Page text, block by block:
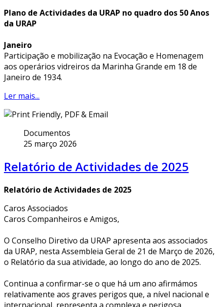
Plano de Actividades da URAP no quadro dos 50 Anos
da URAP
Janeiro
Participação e mobilização na Evocação e Homenagem
aos operários vidreiros da Marinha Grande em 18 de
Janeiro de 1934.
Ler mais...
Documentos
25 março 2026
Relatório de Actividades de 2025
Relatório de Actividades de 2025
Caros Associados
Caros Companheiros e Amigos,
O Conselho Diretivo da URAP apresenta aos associados
da URAP, nesta Assembleia Geral de 21 de Março de 2026,
o Relatório da sua atividade, ao longo do ano de 2025.
Continua a confirmar-se o que há um ano afirmámos
relativamente aos graves perigos que, a nível nacional e